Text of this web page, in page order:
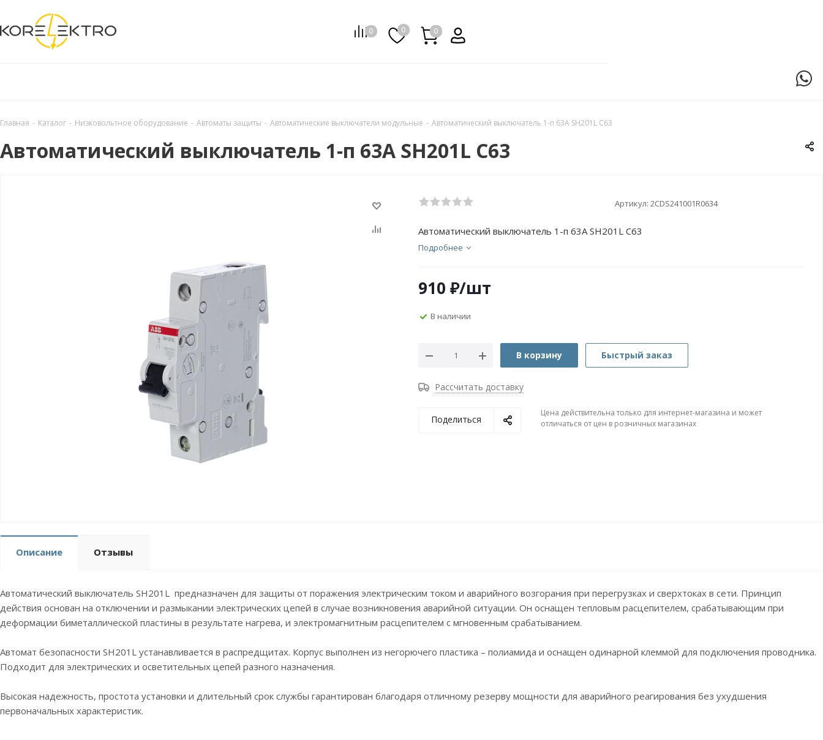
0 0 0
0
Главная - Каталог - Низковольтное оборудование - Автоматы защиты - Автоматические выключатели модульные - Автоматический выключатель 1-п 63А SH201L C63
Автоматический выключатель 1-п 63А SH201L C63
Артикул: 2CDS241001R0634
Автоматический выключатель 1-п 63А SH201L C63
Подробнее
910 ₽/шт
В наличии
В корзину Быстрый заказ
Рассчитать доставку
Поделиться
Цена действительна только для интернет-магазина и может
отличаться от цен в розничных магазинах
Описание Отзывы
Автоматический выключатель SH201L предназначен для защиты от поражения электрическим током и аварийного возгорания при перегрузках и сверхтоках в сети. Принцип
действия основан на отключении и размыкании электрических цепей в случае возникновения аварийной ситуации. Он оснащен тепловым расцепителем, срабатывающим при
деформации биметаллической пластины в результате нагрева, и электромагнитным расцепителем с мгновенным срабатыванием.
Автомат безопасности SH201L устанавливается в распредщитах. Корпус выполнен из негорючего пластика – полиамида и оснащен одинарной клеммой для подключения проводника.
Подходит для электрических и осветительных цепей разного назначения.
Высокая надежность, простота установки и длительный срок службы гарантирован благодаря отличному резерву мощности для аварийного реагирования без ухудшения
первоначальных характеристик.